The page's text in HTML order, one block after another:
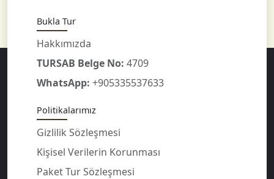
Bukla Tur
Hakkımızda
TURSAB Belge No: 4709
WhatsApp: +905335537633
Politikalarımız
Gizlilik Sözleşmesi
Kişisel Verilerin Korunması
Paket Tur Sözleşmesi